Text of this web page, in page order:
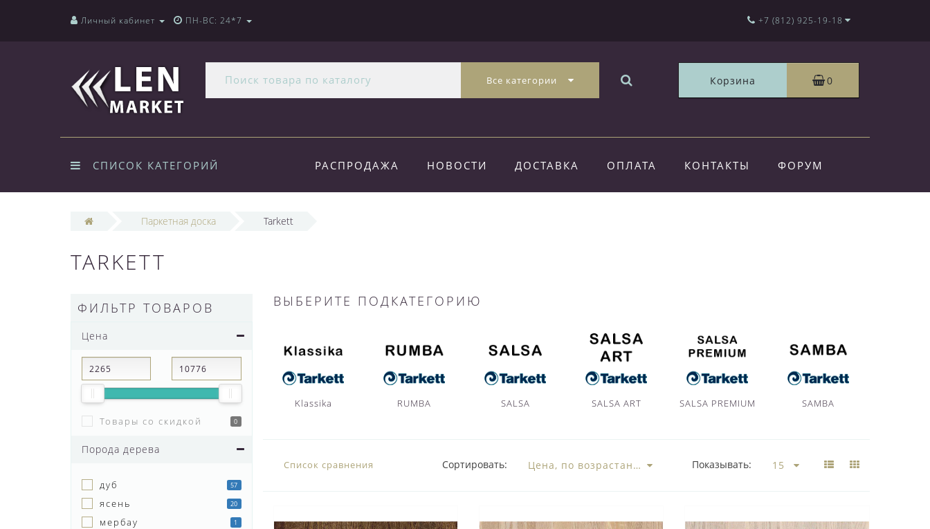
Личный кабинет ПН-ВС: 24*7 +7 (812) 925-19-18
Все категории Корзина 0
СПИСОК КАТЕГОРИЙ РАСПРОДАЖА НОВОСТИ ДОСТАВКА ОПЛАТА КОНТАКТЫ ФОРУМ
Паркетная доска Tarkett
TARKETT
ФИЛЬТР ТОВАРОВ
Цена
Товары со скидкой 0
Порода дерева
дуб 57
ясень 20
мербау 1
ВЫБЕРИТЕ ПОДКАТЕГОРИЮ
Klassika RUMBA SALSA SALSA ART SALSA PREMIUM SAMBA
Список сравнения Сортировать: Показывать: